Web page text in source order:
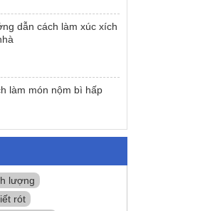
dẫn cách làm xúc xích
làm món nộm bì hấp
lượng
rót